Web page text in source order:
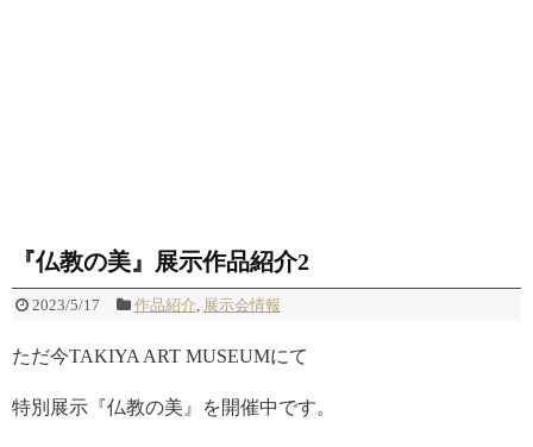
『仏教の美』展示作品紹介2
2023/5/17 作品紹介, 展示会情報
ただ今TAKIYA ART MUSEUMにて
特別展示『仏教の美』を開催中です。